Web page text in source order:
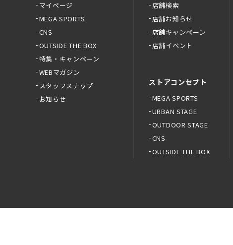
マイページ
MEGA SPORTS
CNS
OUTSIDE THE BOX
特集・キャンペーン
WEBマガジン
スタッフスナップ
お知らせ
店舗検索
店舗お知らせ
店舗キャンペーン
店舗イベント
ストアコンセプト
MEGA SPORTS
URBAN STAGE
OUTDOOR STAGE
CNS
OUTSIDE THE BOX